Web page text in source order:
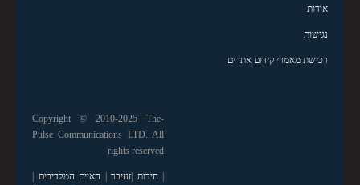
אודות
נגישות
רכישת מאמרי קידום אתרים
Copyright © 2010-2025 The-
Pulse Communications LTD. All
rights reserved
|חידות |זנזיבר | האיים המלדיבים |